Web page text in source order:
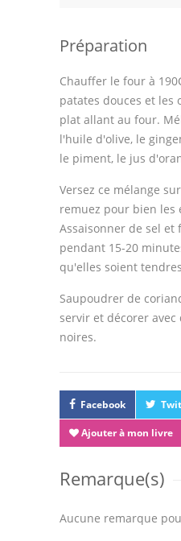
Préparation
Chauffer le four à
patates douces et les
plat allant au four.
l'huile d'olive, le
le piment, le jus
Versez ce mélange
remuez pour bien les
Assaisonner de sel et
pendant 15-20
qu'elles soient
Saupoudrer de
servir et décorer avec
noires.
Facebook
Ajouter à mon livre
Remarque(s)
Aucune remarque